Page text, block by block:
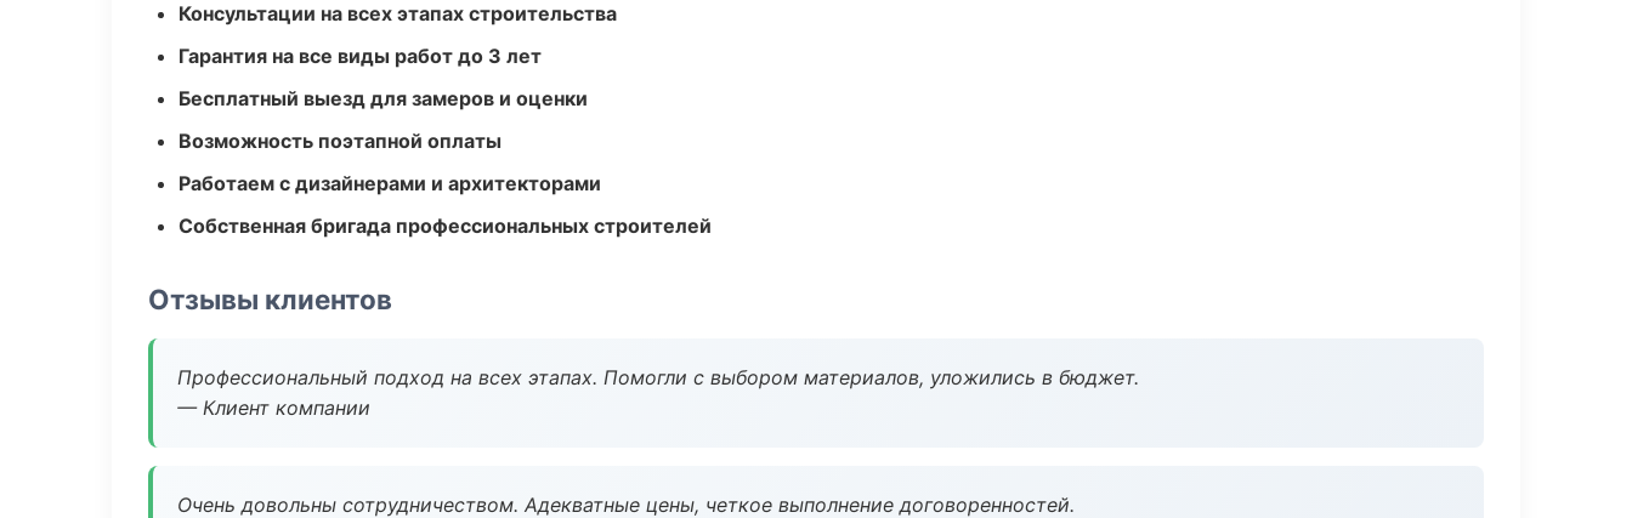
Консультации на всех этапах строительства
Гарантия на все виды работ до 3 лет
Бесплатный выезд для замеров и оценки
Возможность поэтапной оплаты
Работаем с дизайнерами и архитекторами
Собственная бригада профессиональных строителей
Отзывы клиентов
Профессиональный подход на всех этапах. Помогли с выбором материалов, уложились в бюджет.
— Клиент компании
Очень довольны сотрудничеством. Адекватные цены, четкое выполнение договоренностей.